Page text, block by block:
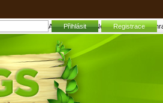
TURTLE WAX Fresh shine New Car 500 ml |
Přihlásit Registrace